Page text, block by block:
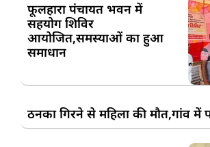
फूलहारा पंचायत भवन में
सहयोग शिविर
आयोजित,समस्याओं का हुआ
समाधान
ठनका गिरने से महिला की मौत,गांव में